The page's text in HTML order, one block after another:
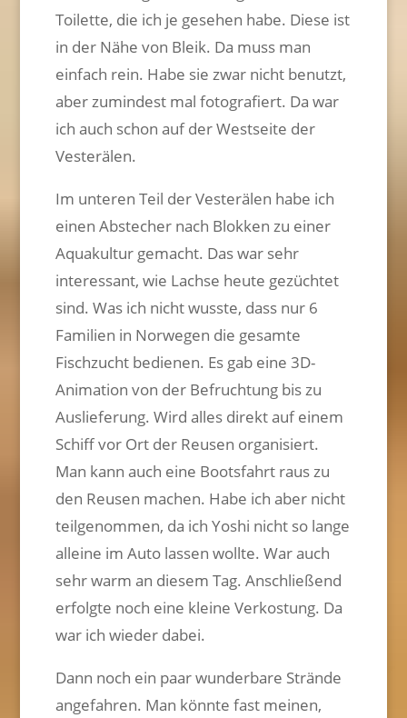
Toilette, die ich je gesehen habe. Diese ist
in der Nähe von Bleik. Da muss man
einfach rein. Habe sie zwar nicht benutzt,
aber zumindest mal fotografiert. Da war
ich auch schon auf der Westseite der
Vesterälen.
Im unteren Teil der Vesterälen habe ich
einen Abstecher nach Blokken zu einer
Aquakultur gemacht. Das war sehr
interessant, wie Lachse heute gezüchtet
sind. Was ich nicht wusste, dass nur 6
Familien in Norwegen die gesamte
Fischzucht bedienen. Es gab eine 3D-
Animation von der Befruchtung bis zu
Auslieferung. Wird alles direkt auf einem
Schiff vor Ort der Reusen organisiert.
Man kann auch eine Bootsfahrt raus zu
den Reusen machen. Habe ich aber nicht
teilgenommen, da ich Yoshi nicht so lange
alleine im Auto lassen wollte. War auch
sehr warm an diesem Tag. Anschließend
erfolgte noch eine kleine Verkostung. Da
war ich wieder dabei.
Dann noch ein paar wunderbare Strände
angefahren. Man könnte fast meinen,